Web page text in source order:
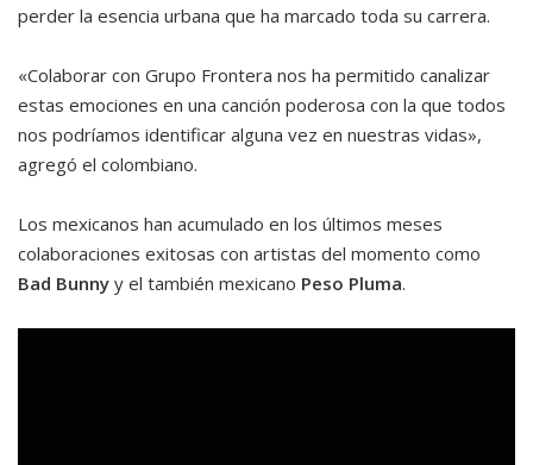
perder la esencia urbana que ha marcado toda su carrera.
«Colaborar con Grupo Frontera nos ha permitido canalizar
estas emociones en una canción poderosa con la que todos
nos podríamos identificar alguna vez en nuestras vidas»,
agregó el colombiano.
Los mexicanos han acumulado en los últimos meses
colaboraciones exitosas con artistas del momento como
Bad Bunny y el también mexicano Peso Pluma.